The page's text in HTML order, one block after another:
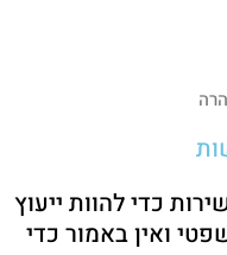
כדי להוות ייעוץ
ואין באמור כדי